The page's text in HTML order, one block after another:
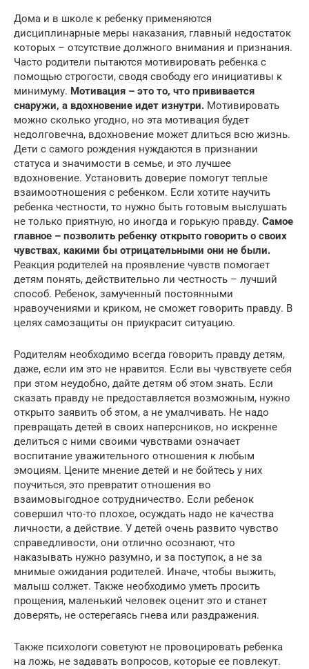
Дома и в школе к ребенку применяются
дисциплинарные меры наказания, главный недостаток
которых – отсутствие должного внимания и признания.
Часто родители пытаются мотивировать ребенка с
помощью строгости, сводя свободу его инициативы к
минимуму. Мотивация – это то, что прививается
снаружи, а вдохновение идет изнутри. Мотивировать
можно сколько угодно, но эта мотивация будет
недолговечна, вдохновение может длиться всю жизнь.
Дети с самого рождения нуждаются в признании
статуса и значимости в семье, и это лучшее
вдохновение. Установить доверие помогут теплые
взаимоотношения с ребенком. Если хотите научить
ребенка честности, то нужно быть готовым выслушать
не только приятную, но иногда и горькую правду. Самое
главное – позволить ребенку открыто говорить о своих
чувствах, какими бы отрицательными они не были.
Реакция родителей на проявление чувств помогает
детям понять, действительно ли честность – лучший
способ. Ребенок, замученный постоянными
нравоучениями и криком, не сможет говорить правду. В
целях самозащиты он приукрасит ситуацию.
Родителям необходимо всегда говорить правду детям,
даже, если им это не нравится. Если вы чувствуете себя
при этом неудобно, дайте детям об этом знать. Если
сказать правду не предоставляется возможным, нужно
открыто заявить об этом, а не умалчивать. Не надо
превращать детей в своих наперсников, но искренне
делиться с ними своими чувствами означает
воспитание уважительного отношения к любым
эмоциям. Цените мнение детей и не бойтесь у них
поучиться, это превратит отношения во
взаимовыгодное сотрудничество. Если ребенок
совершил что-то плохое, осуждать надо не качества
личности, а действие. У детей очень развито чувство
справедливости, они отлично осознают, что
наказывать нужно разумно, и за поступок, а не за
мнимые ожидания родителей. Иначе, чтобы выжить,
малыш солжет. Также необходимо уметь просить
прощения, маленький человек оценит это и станет
доверять, не остерегаясь гнева или раздражения.
Также психологи советуют не провоцировать ребенка
на ложь, не задавать вопросов, которые ее повлекут.